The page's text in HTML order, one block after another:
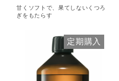
甘くソフトで、果てしないくつろ
ぎをもたらす
定期購入